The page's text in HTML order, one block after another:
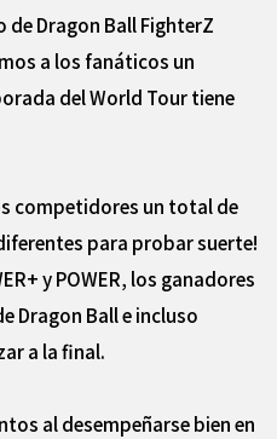
de Dragon Ball FighterZ
a los fanáticos un
del World Tour tiene
competidores un total de
para probar suerte!
y POWER, los ganadores
Dragon Ball e incluso
a la final.
al desempeñarse bien en